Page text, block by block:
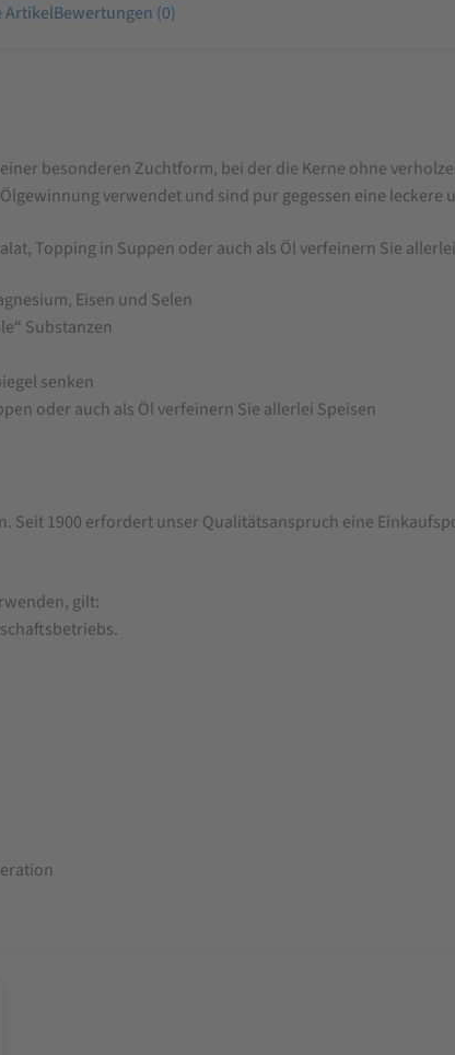
ArtikelBewertungen (0)
besonderen Zuchtform, bei der die Kerne ohne
verwendet und sind pur gegessen eine leckere
Topping in Suppen oder auch als Öl verfeinern Sie
Eisen und Selen
Substanzen
senken
oder auch als Öl verfeinern Sie allerlei Speisen
Seit 1900 erfordert unser Qualitätsanspruch eine
gilt: